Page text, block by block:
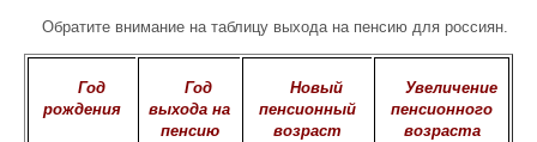
Обратите внимание на таблицу выхода на пенсию для россиян.
Год
рождения
Год
выхода на
пенсию
Новый
пенсионный
возраст
Увеличение
пенсионного
возраста